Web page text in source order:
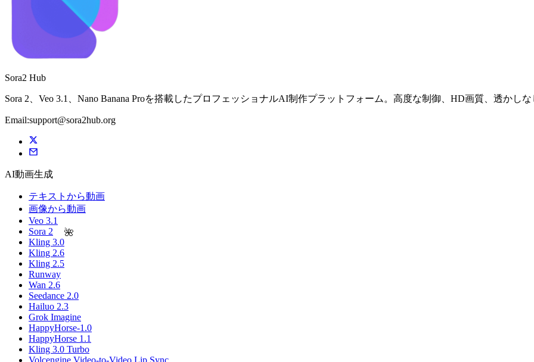
🌺
Sora2 Hub
Sora 2、Veo 3.1、Nano Banana Proを搭載したプロフェッショナルAI制作プラットフォーム。高度な制御、HD画質、透か
Email:support@sora2hub.org
AI動画生成
テキストから動画
画像から動画
Veo 3.1
Sora 2
Kling 3.0
Kling 2.6
Kling 2.5
Runway
Wan 2.6
Seedance 2.0
Hailuo 2.3
Grok Imagine
HappyHorse-1.0
HappyHorse 1.1
Kling 3.0 Turbo